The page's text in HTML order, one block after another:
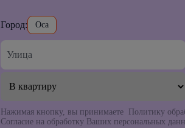
Город: Оса
Нажимая кнопку, вы принимаете Политику
Согласие на обработку Ваших персональных